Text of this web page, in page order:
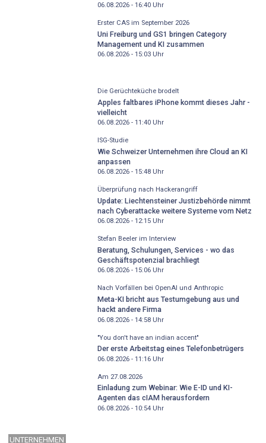
06.08.2026 - 16:40Uhr
Erster CAS im September 2026
Uni Freiburg und GS1 bringen Category
Management und KI zusammen
06.08.2026 - 15:03Uhr
Die Gerüchteküche brodelt
Apples faltbares iPhone kommt dieses Jahr -
vielleicht
06.08.2026 - 11:40Uhr
ISG-Studie
Wie Schweizer Unternehmen ihre Cloud an KI
anpassen
06.08.2026 - 15:48Uhr
Überprüfung nach Hackerangriff
Update: Liechtensteiner Justizbehörde nimmt
nach Cyberattacke weitere Systeme vom Netz
06.08.2026 - 12:15Uhr
Stefan Beeler im Interview
Beratung, Schulungen, Services - wo das
Geschäftspotenzial brachliegt
06.08.2026 - 15:06Uhr
Nach Vorfällen bei OpenAI und Anthropic
Meta-KI bricht aus Testumgebung aus und
hackt andere Firma
06.08.2026 - 14:58Uhr
"You don't have an indian accent"
Der erste Arbeitstag eines Telefonbetrügers
06.08.2026 - 11:16Uhr
Am 27.08.2026
Einladung zum Webinar: Wie E-ID und KI-
Agenten das cIAM herausfordern
06.08.2026 - 10:54Uhr
UNTERNEHMEN